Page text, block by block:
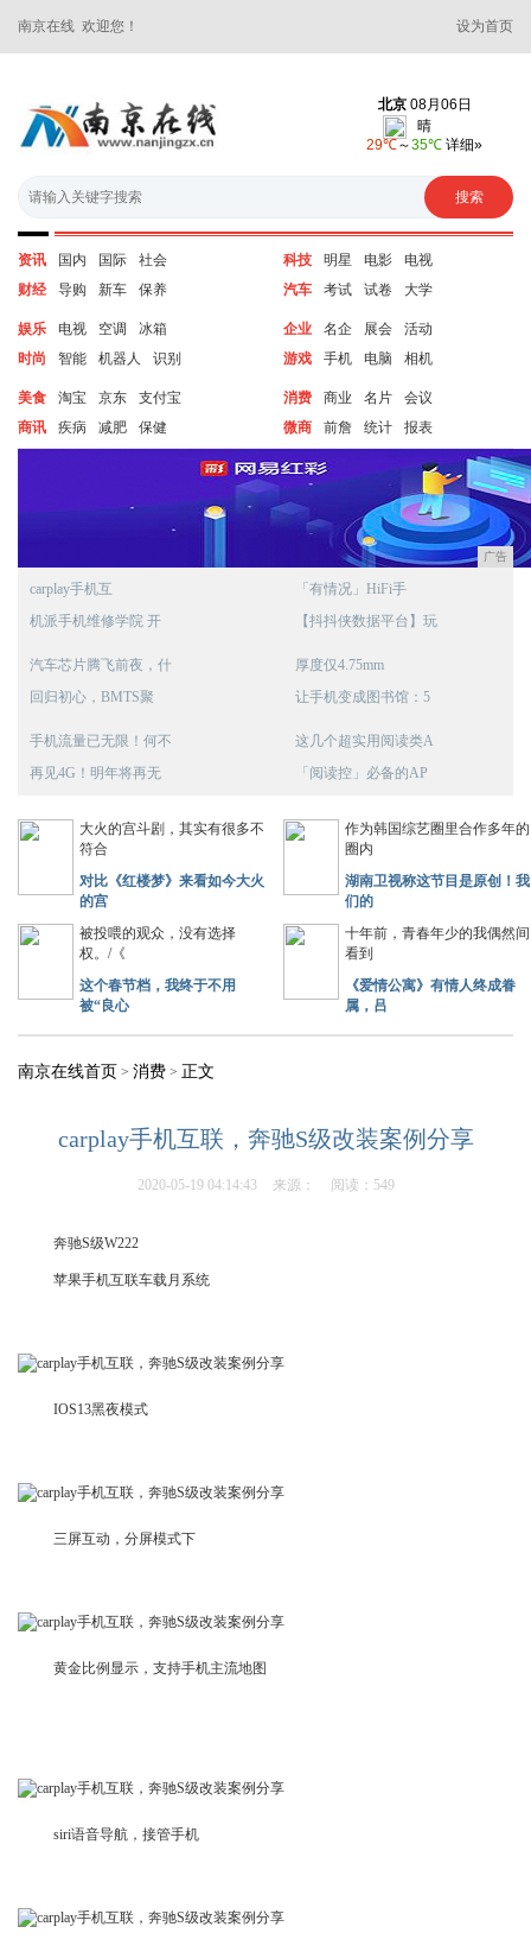
南京在线 欢迎您！ 设为首页
资讯 国内 国际
社会
财经
导购 新车 保养
科技 明星 电影
电视
汽车
考试 试卷 大学
娱乐 电视 空调
冰箱
时尚
智能 机器人 识别
企业 名企 展会
活动
游戏
手机 电脑 相机
美食 淘宝 京东
支付宝
商讯
疾病 减肥 保健
消费 商业 名片
会议
微商
前詹 统计 报表
广告
carplay手机互
机派手机维修学院 开
「有情况」HiFi手
【抖抖侠数据平台】玩
汽车芯片腾飞前夜，什
回归初心，BMTS聚
厚度仅4.75mm
让手机变成图书馆：5
手机流量已无限！何不
再见4G！明年将再无
这几个超实用阅读类A
「阅读控」必备的AP
大火的宫斗剧，其实有很多不
符合
对比《红楼梦》来看如今大火
的宫
作为韩国综艺圈里合作多年的
圈内
湖南卫视称这节目是原创！我
们的
被投喂的观众，没有选择
权。/《
这个春节档，我终于不用
被“良心
十年前，青春年少的我偶然间
看到
《爱情公寓》有情人终成眷
属，吕
南京在线首页 > 消费 > 正文
carplay手机互联，奔驰S级改装案例分享
2020-05-19 04:14:43 来源： 阅读：549
奔驰S级W222
苹果手机互联车载月系统
IOS13黑夜模式
三屏互动，分屏模式下
黄金比例显示，支持手机主流地图
siri语音导航，接管手机